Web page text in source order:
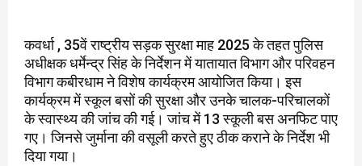
कवर्धा , 35वें राष्ट्रीय सड़क सुरक्षा माह 2025 के तहत पुलिस
अधीक्षक धर्मेन्द्र सिंह के निर्देशन में यातायात विभाग और परिवहन
विभाग कबीरधाम ने विशेष कार्यक्रम आयोजित किया। इस
कार्यक्रम में स्कूल बसों की सुरक्षा और उनके चालक-परिचालकों
के स्वास्थ्य की जांच की गई। जांच में 13 स्कूली बस अनफिट पाए
गए। जिनसे जुर्माना की वसूली करते हुए ठीक कराने के निर्देश भी
दिया गया।